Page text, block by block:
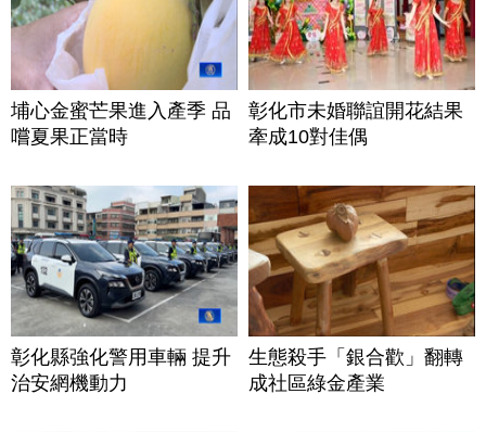
埔心金蜜芒果進入產季 品
嚐夏果正當時
彰化市未婚聯誼開花結果
牽成10對佳偶
彰化縣強化警用車輛 提升
治安網機動力
生態殺手「銀合歡」翻轉
成社區綠金產業